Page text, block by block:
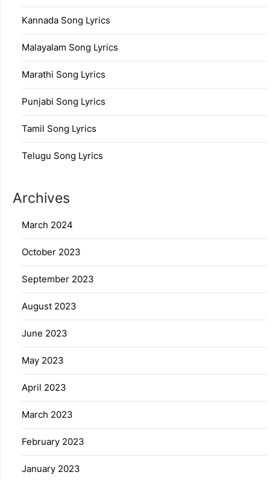
Kannada Song Lyrics
Malayalam Song Lyrics
Marathi Song Lyrics
Punjabi Song Lyrics
Tamil Song Lyrics
Telugu Song Lyrics
Archives
March 2024
October 2023
September 2023
August 2023
June 2023
May 2023
April 2023
March 2023
February 2023
January 2023